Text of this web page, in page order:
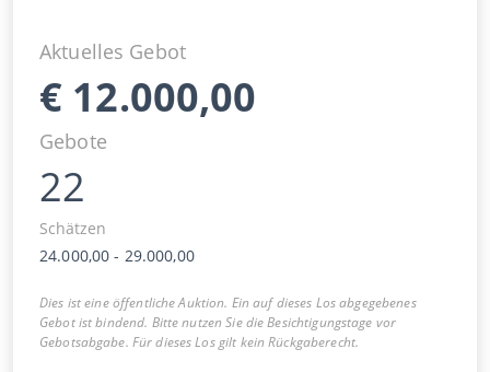
Aktuelles Gebot
€ 12.000,00
Gebote
22
Schätzen
24.000,00 - 29.000,00
Dies ist eine öffentliche Auktion. Ein auf dieses Los abgegebenes
Gebot ist bindend. Bitte nutzen Sie die Besichtigungstage vor
Gebotsabgabe. Für dieses Los gilt kein Rückgaberecht.